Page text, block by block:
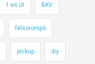
o
s
1-es út BKV
félsorompó
pickup diy